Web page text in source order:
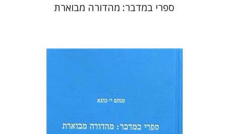
ספרי במדבר: מהדורה מבוארת
מנחם יצחק כהנא